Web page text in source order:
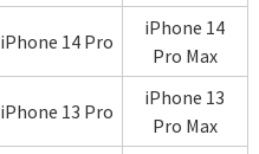
iPhone 14 Pro
iPhone 14
Pro Max
iPhone 13 Pro
iPhone 13
Pro Max